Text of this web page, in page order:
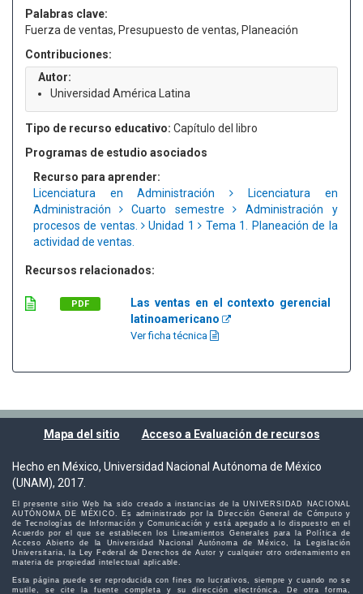
Palabras clave:
Fuerza de ventas, Presupuesto de ventas, Planeación
Contribuciones:
Autor:
Universidad América Latina
Tipo de recurso educativo: Capítulo del libro
Programas de estudio asociados
Recurso para aprender:
Licenciatura en Administración
Licenciatura en
Administración
Cuarto semestre
Administración y
procesos de ventas.
Unidad 1
Tema 1. Planeación de la
actividad de ventas.
Recursos relacionados:
PDF
Las ventas en el contexto gerencial
latinoamericano
Ver ficha técnica
Mapa del sitio Acceso a Evaluación de recursos
Hecho en México, Universidad Nacional Autónoma de México
(UNAM), 2017.
El presente sitio Web ha sido creado a instancias de la UNIVERSIDAD NACIONAL
AUTÓNOMA DE MÉXICO. Es administrado por la Dirección General de Cómputo y
de Tecnologías de Información y Comunicación y está apegado a lo dispuesto en el
Acuerdo por el que se establecen los Lineamientos Generales para la Política de
Acceso Abierto de la Universidad Nacional Autónoma de México, la Legislación
Universitaria, la Ley Federal de Derechos de Autor y cualquier otro ordenamiento en
materia de propiedad intelectual aplicable.
Esta página puede ser reproducida con fines no lucrativos, siempre y cuando no se
mutile, se cite la fuente completa y su dirección electrónica. De otra forma,